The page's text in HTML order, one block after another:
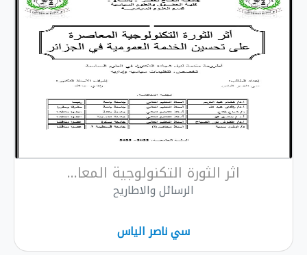
اثر الثورة التكنولوجية المعا...
الرسائل والاطاريح
سي ناصر الياس